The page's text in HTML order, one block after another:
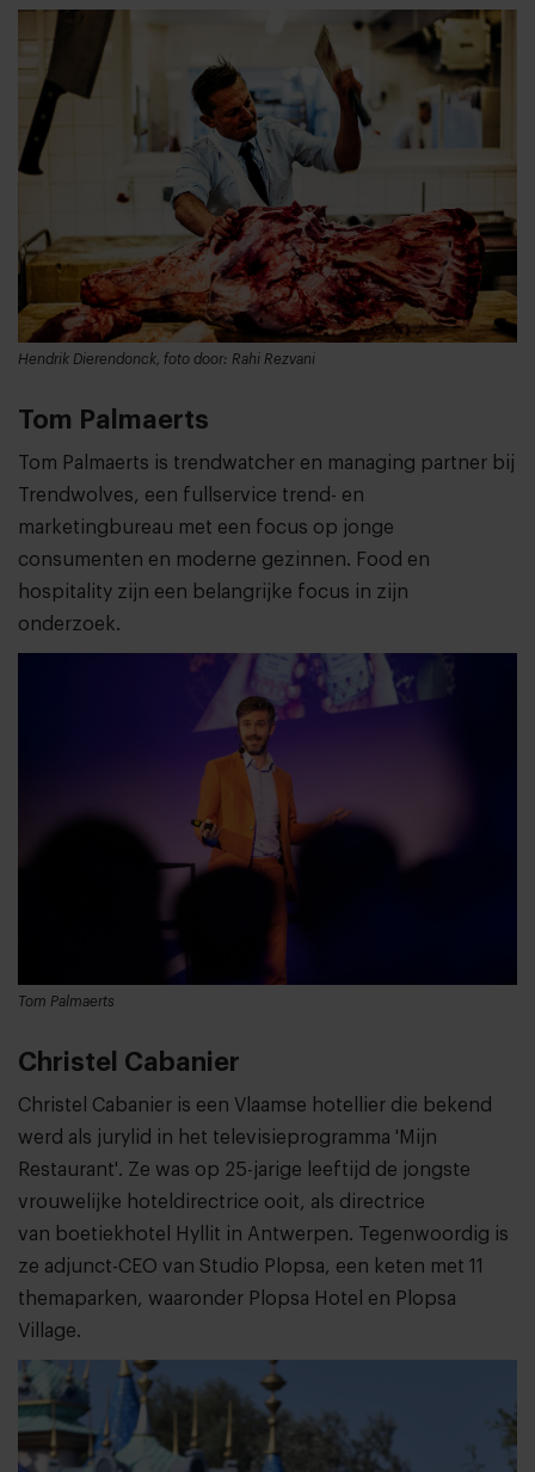
Hendrik Dierendonck, foto door: Rahi Rezvani
Tom Palmaerts
Tom Palmaerts is trendwatcher en managing partner bij
Trendwolves, een fullservice trend- en
marketingbureau met een focus op jonge
consumenten en moderne gezinnen. Food en
hospitality zijn een belangrijke focus in zijn
onderzoek.
Tom Palmaerts
Christel Cabanier
Christel Cabanier is een Vlaamse hotellier die bekend
werd als jurylid in het televisieprogramma 'Mijn
Restaurant'. Ze was op 25-jarige leeftijd de jongste
vrouwelijke hoteldirectrice ooit, als directrice
van boetiekhotel Hyllit in Antwerpen. Tegenwoordig is
ze adjunct-CEO van Studio Plopsa, een keten met 11
themaparken, waaronder Plopsa Hotel en Plopsa
Village.